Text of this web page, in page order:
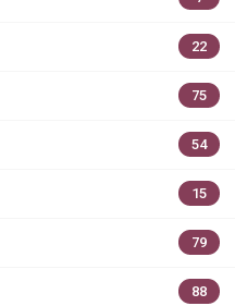
22
75
54
15
79
88